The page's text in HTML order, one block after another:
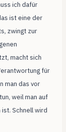
ich dafür
ist eine der
zwingt zur
macht sich
für
man das vor
weil man auf
Schnell wird